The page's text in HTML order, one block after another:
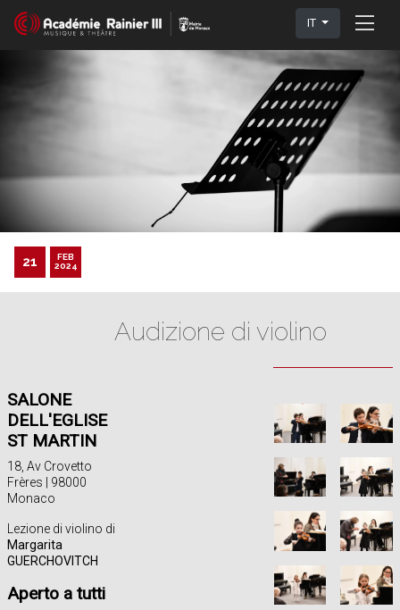
IT
21
FEB
2024
Audizione di violino
SALONE
DELL'EGLISE
ST MARTIN
18, Av Crovetto
Frères | 98000
Monaco
Lezione di violino di
Margarita
GUERCHOVITCH
Aperto a tutti